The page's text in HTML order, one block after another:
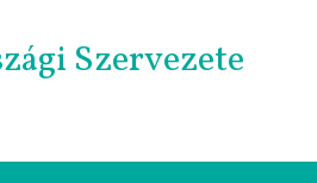
Szervezete